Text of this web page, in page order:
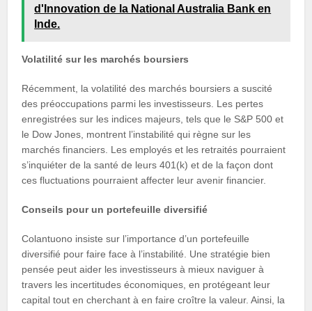
d'Innovation de la National Australia Bank en
Inde.
Volatilité sur les marchés boursiers
Récemment, la volatilité des marchés boursiers a suscité
des préoccupations parmi les investisseurs. Les pertes
enregistrées sur les indices majeurs, tels que le S&P 500 et
le Dow Jones, montrent l’instabilité qui règne sur les
marchés financiers. Les employés et les retraités pourraient
s’inquiéter de la santé de leurs 401(k) et de la façon dont
ces fluctuations pourraient affecter leur avenir financier.
Conseils pour un portefeuille diversifié
Colantuono insiste sur l’importance d’un portefeuille
diversifié pour faire face à l’instabilité. Une stratégie bien
pensée peut aider les investisseurs à mieux naviguer à
travers les incertitudes économiques, en protégeant leur
capital tout en cherchant à en faire croître la valeur. Ainsi, la